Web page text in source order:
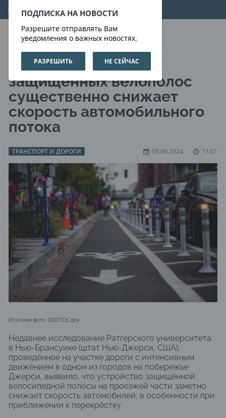
ПОДПИСКА НА НОВОСТИ
Разрешите отправлять Вам
уведомления о важных новостях.
РАЗРЕШИТЬ НЕ СЕЙЧАС
08.08.2026 18:48:12
Строительство
защищённых велополос
существенно снижает
скорость автомобильного
потока
ТРАНСПОРТ И ДОРОГИ 05.06.2024 11:01
Источник фото: DDOT.DC.gov
Недавнее исследование Ратгерского университета
в Нью-Брансуике (штат Нью-Джерси, США),
проведённое на участке дороги с интенсивным
движением в одном из городов на побережье
Джерси, выявило, что устройство защищённой
велосипедной полосы на проезжей части заметно
снижает скорость автомобилей, в особенности при
приближении к перекрёстку.